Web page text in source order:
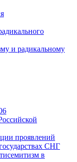
и радикальному
проявлений
СНГ
в